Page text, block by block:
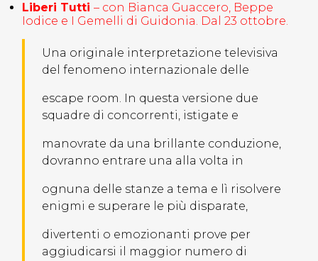
Liberi Tutti – con Bianca Guaccero, Beppe
Iodice e I Gemelli di Guidonia. Dal 23 ottobre.
Una originale interpretazione televisiva
del fenomeno internazionale delle
escape room. In questa versione due
squadre di concorrenti, istigate e
manovrate da una brillante conduzione,
dovranno entrare una alla volta in
ognuna delle stanze a tema e lì risolvere
enigmi e superare le più disparate,
divertenti o emozionanti prove per
aggiudicarsi il maggior numero di